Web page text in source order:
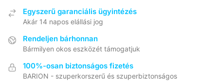
Egyszerű garanciális ügyintézés
Akár 14 napos elállási jog
Rendeljen bárhonnan
Bármilyen okos eszközét támogatjuk
100%-osan biztonságos fizetés
BARION - szuperkorszerű és szuperbiztonságos